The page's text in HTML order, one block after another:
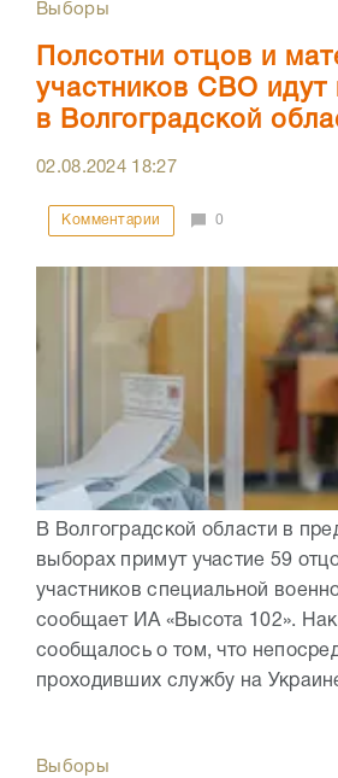
Выборы
Полсотни отцов и
участников СВО
в Волгоградской
02.08.2024 18:27
Комментарии 0
В Волгоградской области в
выборах примут участие 59
участников специальной
сообщает ИА «Высота 102».
сообщалось о том, что
проходивших службу на
Выборы